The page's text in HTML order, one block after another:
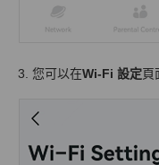
3. 您可以在Wi-Fi 設定頁